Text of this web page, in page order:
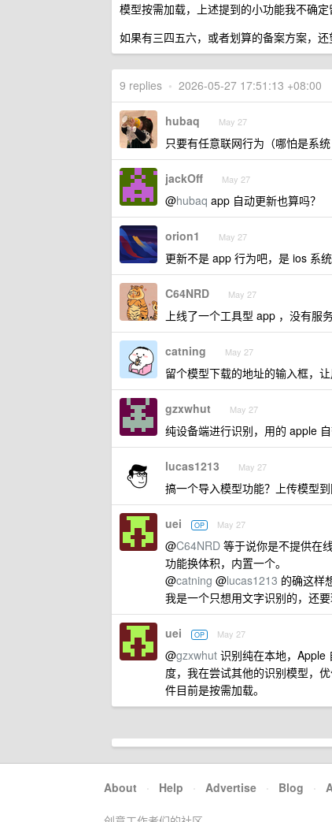
模型按需加载，上述提到的小功能我不确定
如果有三四五六，或者划算的备案方案，还
9 replies • 2026-05-27 17:51:13 +08:00
hubaq May 27
只要有任意联网行为（哪怕是系
jackOff May 27
@hubaq app 自动更新也算吗？
orion1 May 27
更新不是 app 行为吧，是 ios 系
C64NRD May 27
上线了一个工具型 app ，没有服
catning May 27
留个模型下载的地址的输入框，
gzxwhut May 27
纯设备端进行识别，用的 apple
lucas1213 May 27
搞一个导入模型功能？上传模型
uei OP May 27
@C64NRD 等于说你是不提供在
功能换体积，内置一个。
@catning @lucas1213 的确这样
我是一个只想用文字识别的，还
uei OP May 27
@gzxwhut 识别纯在本地，Apple
度，我在尝试其他的识别模型，
件目前是按需加载。
About · Help · Advertise · Blog ·